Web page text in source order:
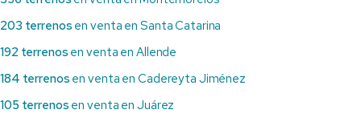
203 terrenos en venta en Santa Catarina
192 terrenos en venta en Allende
184 terrenos en venta en Cadereyta Jiménez
105 terrenos en venta en Juárez